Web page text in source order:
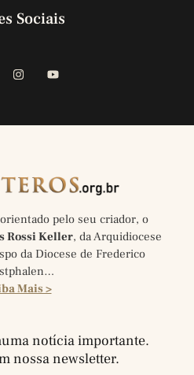
Sociais
pelo seu criador, o
Rossi Keller, da Arquidiocese
da Diocese de Frederico
Mais >
notícia importante.
nossa newsletter.